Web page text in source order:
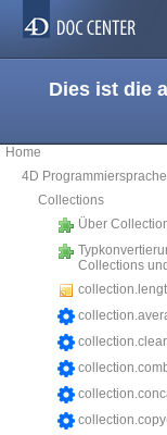
Dies ist die
Home
4D Programmiersprache
Collections
Über
Collections